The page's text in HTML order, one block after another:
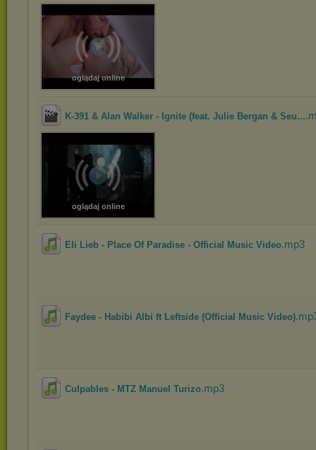
oglądaj online
K-391 & Alan Walker - Ignite (feat. Julie Bergan & Seu...
oglądaj online
Eli Lieb - Place Of Paradise - Official Music Video.mp3
Faydee - Habibi Albi ft Leftside (Official Music Video)
Culpables - MTZ Manuel Turizo.mp3